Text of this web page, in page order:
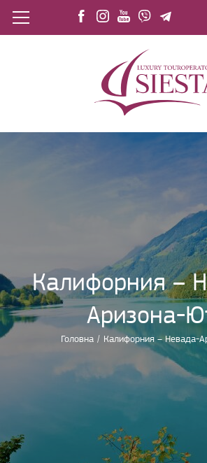
Калифорния –
Аризона-
Головна / Калифорния – Невада-